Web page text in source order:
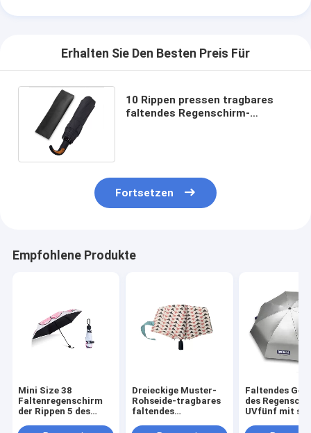
Erhalten Sie Den Besten Preis Für
10 Rippen pressen tragbares
faltendes Regenschirm-
Fortsetzen
Empfohlene Produkte
Mini Size 38
Faltenregenschirm
der Rippen 5 des
Dreieckige Muster-
Rohseide-tragbares
faltendes
Faltendes
des
UVfünf mit